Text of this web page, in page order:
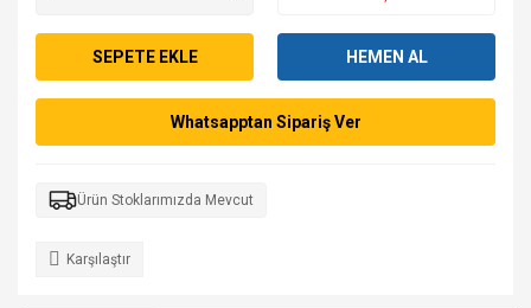
SEPETE EKLE HEMEN AL
Whatsapptan Sipariş Ver
Ürün Stoklarımızda Mevcut
Karşılaştır